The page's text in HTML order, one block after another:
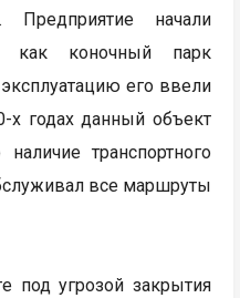
Предприятие начали
как коночный парк
его ввели
годах данный объект
транспортного
все маршруты
под угрозой закрытия